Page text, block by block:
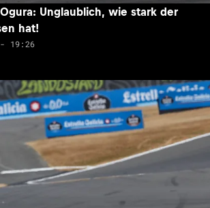
Unglaublich, wie stark der
hat!
19:26